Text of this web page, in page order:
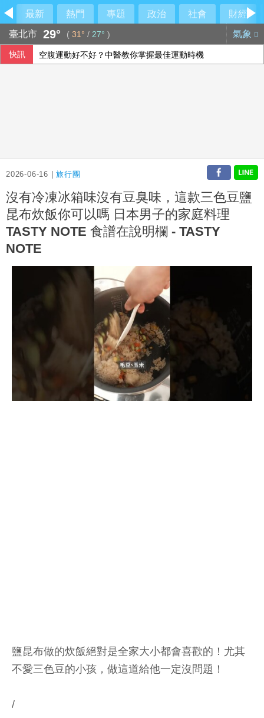
最新 熱門 專題 政治 社會
財經
臺北市 29° ( 31° / 27° ) 氣象
快訊 休達危機凸顯邊境脆弱 智庫學者籲建立歐盟統一方案
2026-06-16 |旅行團
沒有冷凍冰箱味沒有豆臭味，這款三色豆鹽
昆布炊飯你可以嗎 日本男子的家庭料理
TASTY NOTE 食譜在說明欄 - TASTY
NOTE
鹽昆布做的炊飯絕對是全家大小都會喜歡的！尤其
不愛三色豆的小孩，做這道給他一定沒問題！
/